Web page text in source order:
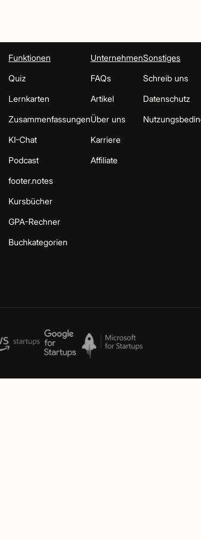
Funktionen
Quiz
Lernkarten
Zusammenfassungen
KI-Chat
Podcast
footer.notes
Kursbücher
GPA-Rechner
Buchkategorien
Unternehmen
FAQs
Artikel
Über uns
Karriere
Affiliate
Sonstiges
Schreib uns
Datenschutz